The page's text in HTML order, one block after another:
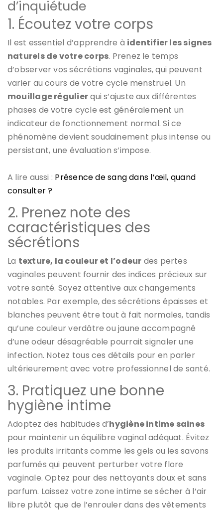
d’inquiétude
1. Écoutez votre corps
Il est essentiel d’apprendre à identifier les signes
naturels de votre corps. Prenez le temps
d’observer vos sécrétions vaginales, qui peuvent
varier au cours de votre cycle menstruel. Un
mouillage régulierqui s’ajuste aux différentes
phases de votre cycle est généralement un
indicateur de fonctionnement normal. Si ce
phénomène devient soudainement plus intense ou
persistant, une évaluation s’impose.
A lire aussi : Présence de sang dans l’œil, quand
consulter ?
2. Prenez note des
caractéristiques des
sécrétions
La texture, la couleur et l’odeur des pertes
vaginales peuvent fournir des indices précieux sur
votre santé. Soyez attentive aux changements
notables. Par exemple, des sécrétions épaisses et
blanches peuvent être tout à fait normales, tandis
qu’une couleur verdâtre ou jaune accompagné
d’une odeur désagréable pourrait signaler une
infection. Notez tous ces détails pour en parler
ultérieurement avec votre professionnel de santé.
3. Pratiquez une bonne
hygiène intime
Adoptez des habitudes d’hygiène intime saines
pour maintenir un équilibre vaginal adéquat. Évitez
les produits irritants comme les gels ou les savons
parfumés qui peuvent perturber votre flore
vaginale. Optez pour des nettoyants doux et sans
parfum. Laissez votre zone intime se sécher à l’air
libre plutôt que de l’enrouler dans des vêtements